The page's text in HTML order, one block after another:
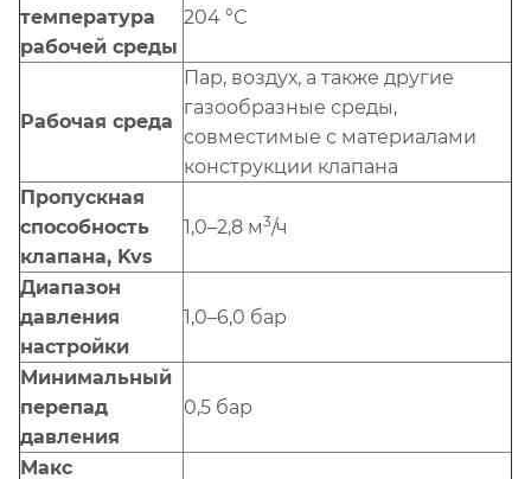
температура
рабочей среды
204 °С
Рабочая среда
Пар, воздух, а также другие
газообразные среды,
совместимые с материалами
конструкции клапана
Пропускная
способность
клапана, Kvs
1,0–2,8 м3/ч
Диапазон
давления
настройки
1,0–6,0 бар
Минимальный
перепад
давления
0,5 бар
Макс